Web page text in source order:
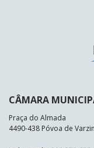
CÂMARA
Praça do Almada
4490-438 Póvoa de